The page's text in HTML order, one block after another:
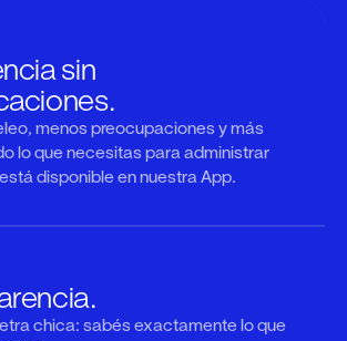
sin
menos preocupaciones y más
lo que necesitas para administrar
disponible en nuestra App.
chica: sabés exactamente lo que